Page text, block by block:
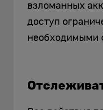
взломанных
доступ
необходимыми